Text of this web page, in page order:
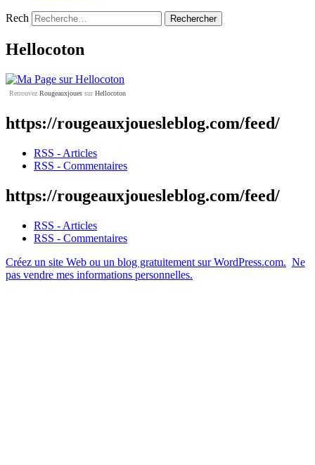
Rech
Hellocoton
Retrouvez Rougeauxjoues surHellocoton
https://rougeauxjouesleblog.com/feed/
RSS - Articles
RSS - Commentaires
https://rougeauxjouesleblog.com/feed/
RSS - Articles
RSS - Commentaires
Créez un site Web ou un blog gratuitement sur WordPress.com. Ne
pas vendre mes informations personnelles.